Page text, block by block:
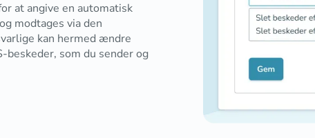
at angive en automatisk
modtages via den
kan hermed ændre
beskeder, som du sender og